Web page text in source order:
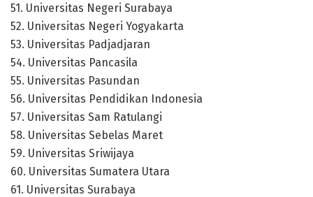
51. Universitas Negeri Surabaya
52. Universitas Negeri Yogyakarta
53. Universitas Padjadjaran
54. Universitas Pancasila
55. Universitas Pasundan
56. Universitas Pendidikan Indonesia
57. Universitas Sam Ratulangi
58. Universitas Sebelas Maret
59. Universitas Sriwijaya
60. Universitas Sumatera Utara
61. Universitas Surabaya